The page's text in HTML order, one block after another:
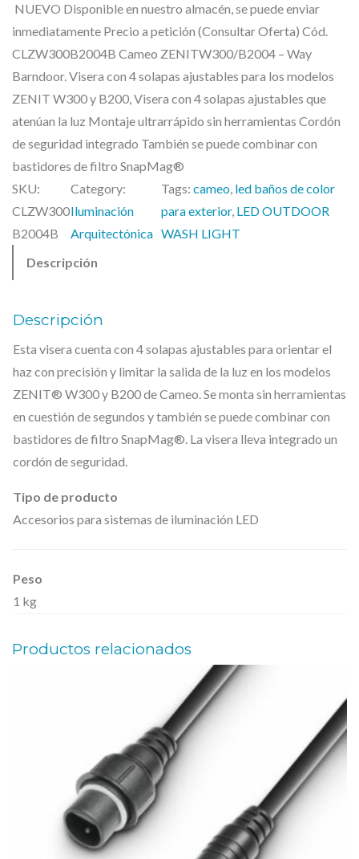
NUEVO Disponible en nuestro almacén, se puede enviar
inmediatamente Precio a petición (Consultar Oferta) Cód.
CLZW300B2004B Cameo ZENITW300/B2004 – Way
Barndoor. Visera con 4 solapas ajustables para los modelos
ZENIT W300 y B200, Visera con 4 solapas ajustables que
atenúan la luz Montaje ultrarrápido sin herramientas Cordón
de seguridad integrado También se puede combinar con
bastidores de filtro SnapMag®
SKU:
CLZW300
B2004B
Category:
Iluminación
Arquitectónica
Tags: cameo, led baños de color
para exterior, LED OUTDOOR
WASH LIGHT
Descripción
Descripción
Esta visera cuenta con 4 solapas ajustables para orientar el
haz con precisión y limitar la salida de la luz en los modelos
ZENIT® W300 y B200 de Cameo. Se monta sin herramientas
en cuestión de segundos y también se puede combinar con
bastidores de filtro SnapMag®. La visera lleva integrado un
cordón de seguridad.
Tipo de producto
Accesorios para sistemas de iluminación LED
Peso
1 kg
Productos relacionados